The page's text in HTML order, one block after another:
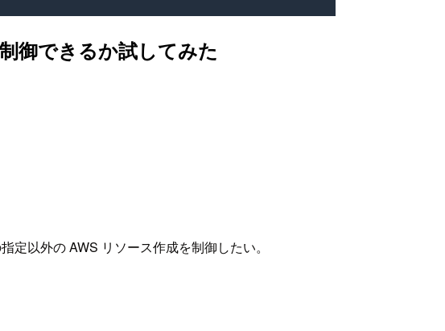
御できるか試してみた
以外の AWS リソース作成を制御したい。